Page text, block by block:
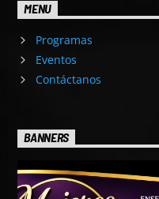
MENU
Programas
Eventos
Contáctanos
BANNERS